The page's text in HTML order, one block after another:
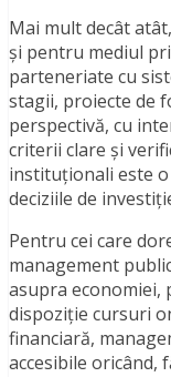
Mai mult decât
și pentru mediul
parteneriate cu
stagii, proiecte de
perspectivă, cu
criterii clare și
instituționali este
deciziile de
Pentru cei care
management
asupra economiei,
dispoziție cursuri
financiară,
accesibile oricând,